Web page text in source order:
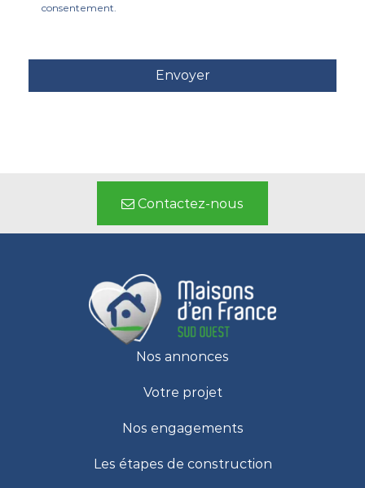
consentement.
Contactez-nous
Nos annonces
Votre projet
Nos engagements
Les étapes de construction